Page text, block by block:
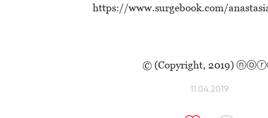
https://www.surgebook.com/
© (Copyright, 2019)
11.04.2019